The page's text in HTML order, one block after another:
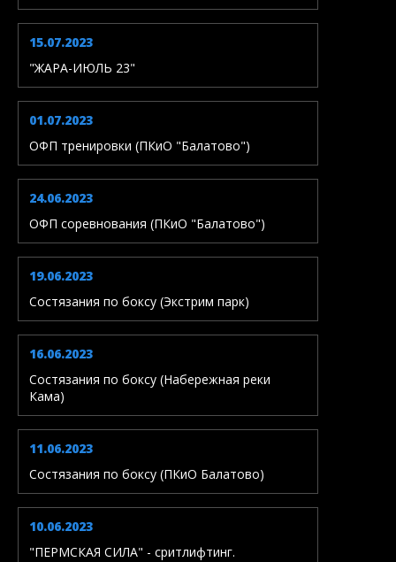
15.07.2023
"ЖАРА-ИЮЛЬ 23"
01.07.2023
ОФП тренировки (ПКиО "Балатово")
24.06.2023
ОФП соревнования (ПКиО "Балатово")
19.06.2023
Состязания по боксу (Экстрим парк)
16.06.2023
Состязания по боксу (Набережная реки
Кама)
11.06.2023
Состязания по боксу (ПКиО Балатово)
10.06.2023
"ПЕРМСКАЯ СИЛА" - сритлифтинг.